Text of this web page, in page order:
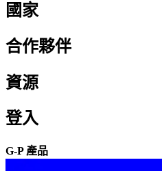
國家​​
合作夥伴​​
資源​​
登入​​
G-P 產品​​